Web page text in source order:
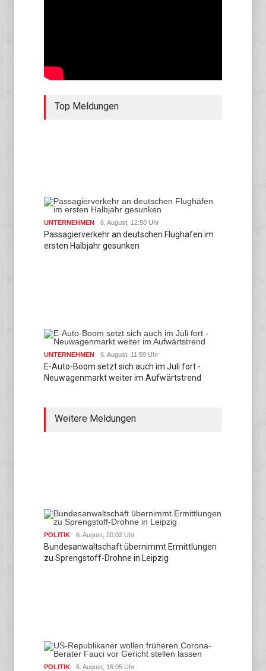
Top Meldungen
UNTERNEHMEN 6. August, 12:50 Uhr
Passagierverkehr an deutschen Flughäfen im
ersten Halbjahr gesunken
UNTERNEHMEN 6. August, 11:59 Uhr
E-Auto-Boom setzt sich auch im Juli fort -
Neuwagenmarkt weiter im Aufwärtstrend
Weitere Meldungen
POLITIK 6. August, 20:02 Uhr
Bundesanwaltschaft übernimmt Ermittlungen
zu Sprengstoff-Drohne in Leipzig
POLITIK 6. August, 16:05 Uhr